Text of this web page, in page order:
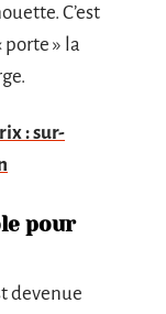
C’est
» la
: sur-
pour
devenue